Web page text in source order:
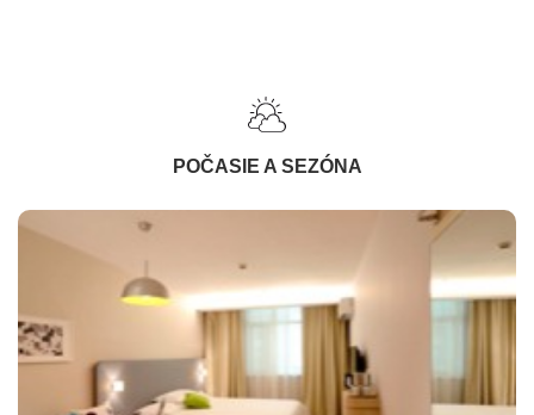
POČASIE A SEZÓNA